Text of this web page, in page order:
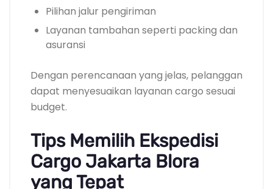
Pilihan jalur pengiriman
Layanan tambahan seperti packing dan
asuransi
Dengan perencanaan yang jelas, pelanggan
dapat menyesuaikan layanan cargo sesuai
budget.
Tips Memilih Ekspedisi
Cargo Jakarta Blora
yang Tepat